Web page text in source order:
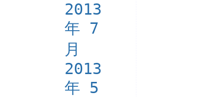
2013
年 7
月
2013
年 5